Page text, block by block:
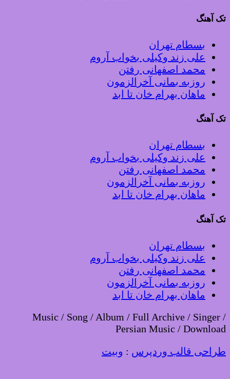
تک آهنگ
بسطام تهران
علی زند وکیلی بخواب آروم
محمد اصفهانی رفتن
روزبه بمانی آخرالزمون
ماهان بهرام خان تا ابد
تک آهنگ
بسطام تهران
علی زند وکیلی بخواب آروم
محمد اصفهانی رفتن
روزبه بمانی آخرالزمون
ماهان بهرام خان تا ابد
تک آهنگ
بسطام تهران
علی زند وکیلی بخواب آروم
محمد اصفهانی رفتن
روزبه بمانی آخرالزمون
ماهان بهرام خان تا ابد
Music / Song / Album / Full Archive / Singer /
Persian Music / Download
طراحی قالب وردپرس : وبیت